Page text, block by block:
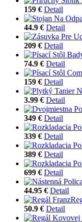
159 € Detail
44.9 € Detail
209 € Detail
74.9 € Detail
159 € Detail
3.99 € Detail
349 € Detail
339 € Detail
389 € Detail
699 € Detail
44.95 € Detail
50.9 € Detail